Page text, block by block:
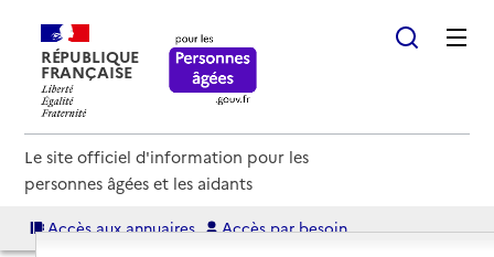
RÉPUBLIQUE
FRANÇAISE
Le site officiel d'information pour les
personnes âgées et les aidants
Accès aux annuaires Accès par besoin